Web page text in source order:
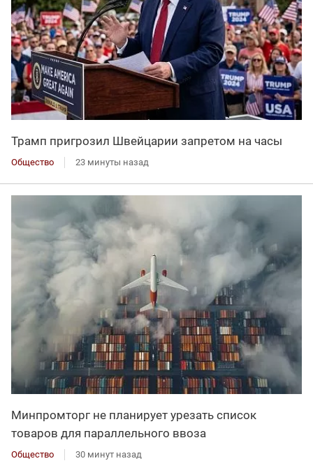
Трамп пригрозил Швейцарии запретом на часы
Общество 23 минуты назад
Минпромторг не планирует урезать список
товаров для параллельного ввоза
Общество 30 минут назад